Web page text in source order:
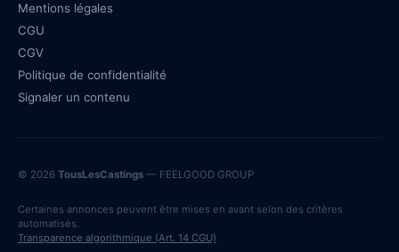
Mentions légales
CGU
CGV
Politique de confidentialité
Signaler un contenu
© 2026 TousLesCastings — FEELGOOD GROUP
Certaines annonces peuvent être mises en avant selon des critères
automatisés.
Transparence algorithmique (Art. 14 CGU)